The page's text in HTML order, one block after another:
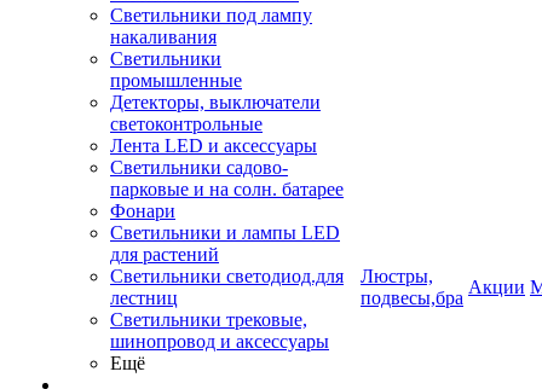
Светильники под лампу
накаливания
Светильники
промышленные
Детекторы, выключатели
светоконтрольные
Лента LED и аксессуары
Светильники садово-
парковые и на солн. батарее
Фонари
Светильники и лампы LED
для растений
Светильники светодиод.для
лестниц
Светильники трековые,
шинопровод и аксессуары
Ещё
Люстры,
подвесы,бра
Акции